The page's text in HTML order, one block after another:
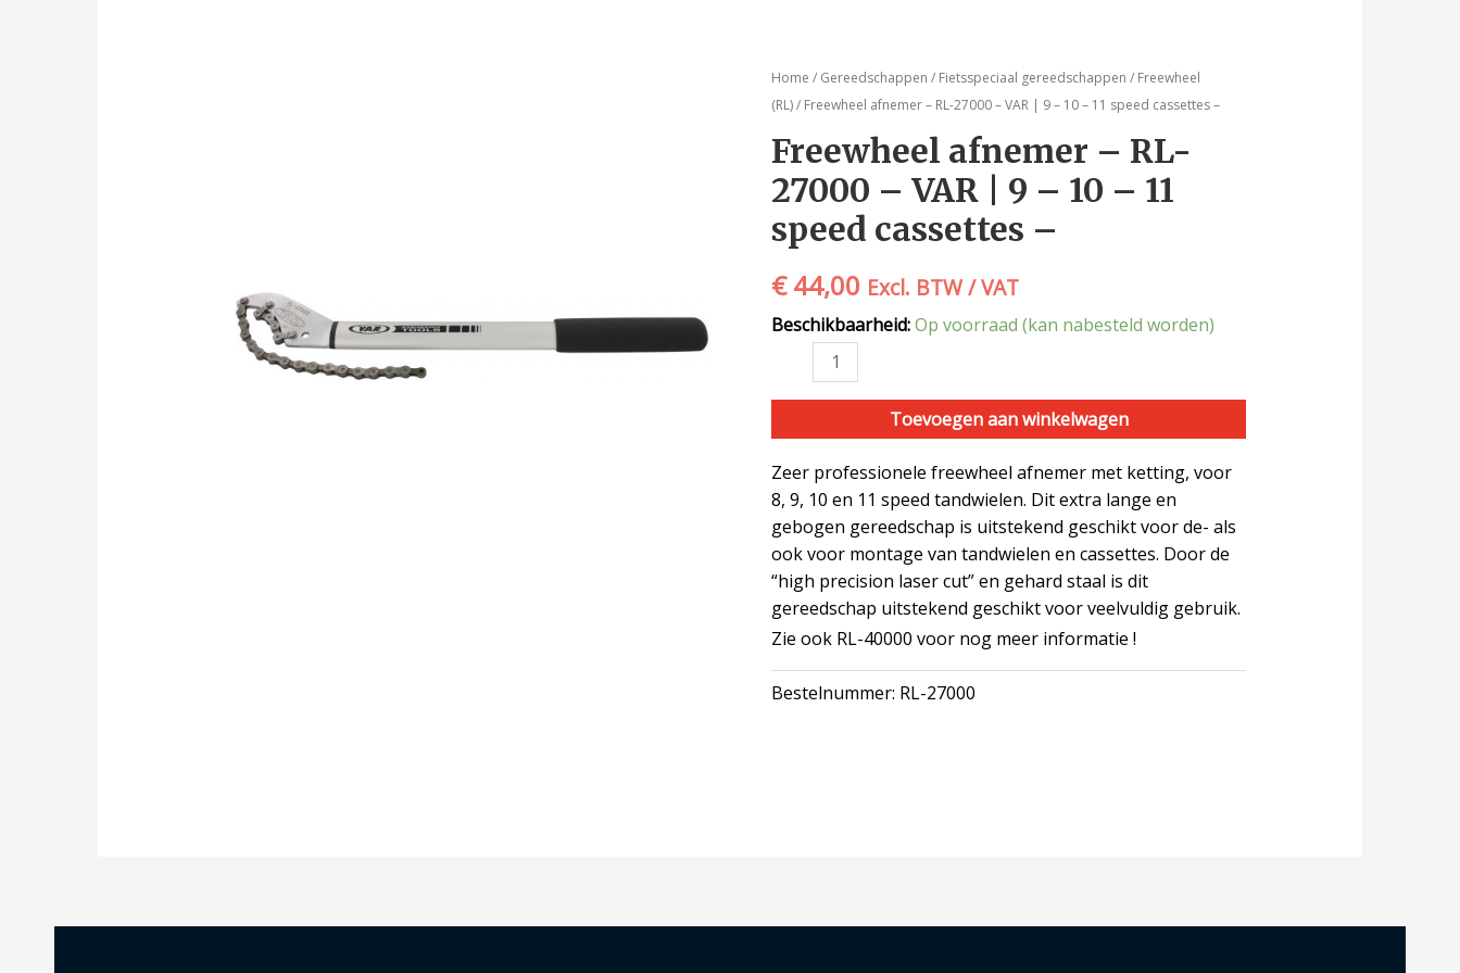
Home / Gereedschappen / Fietsspeciaal gereedschappen / Freewheel
(RL)/ Freewheel afnemer – RL-27000 – VAR | 9 – 10 – 11 speed cassettes –
Freewheel afnemer – RL-
27000 – VAR | 9 – 10 – 11
speed cassettes –
€44,00 Excl. BTW / VAT
Beschikbaarheid:Op voorraad (kan nabesteld worden)
Freewheel
afnemer
RL-
27000
VAR
9
-
11
-
aantal
Toevoegen aan winkelwagen
Zeer professionele freewheel afnemer met ketting, voor
8, 9, 10 en 11 speed tandwielen. Dit extra lange en
gebogen gereedschap is uitstekend geschikt voor de- als
ook voor montage van tandwielen en cassettes. Door de
“high precision laser cut” en gehard staal is dit
gereedschap uitstekend geschikt voor veelvuldig gebruik.
Zie ook RL-40000 voor nog meer informatie !
Bestelnummer: RL-27000